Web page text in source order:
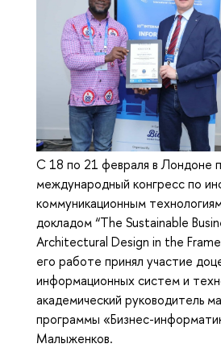
С 18 по 21 февраля в Лондоне
международный конгресс по
коммуникационным
докладом “The Sustainable
Architectural Design in the
его работе принял участие
информационных систем и
академический руководитель
программы «Бизнес-
Малыженков.